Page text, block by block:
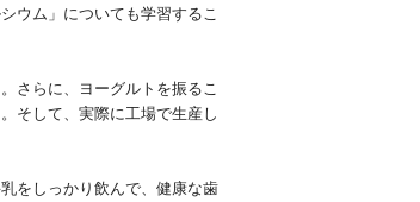
ウム」についても学習するこ
さらに、ヨーグルトを振るこ
そして、実際に工場で生産し
をしっかり飲んで、健康な歯